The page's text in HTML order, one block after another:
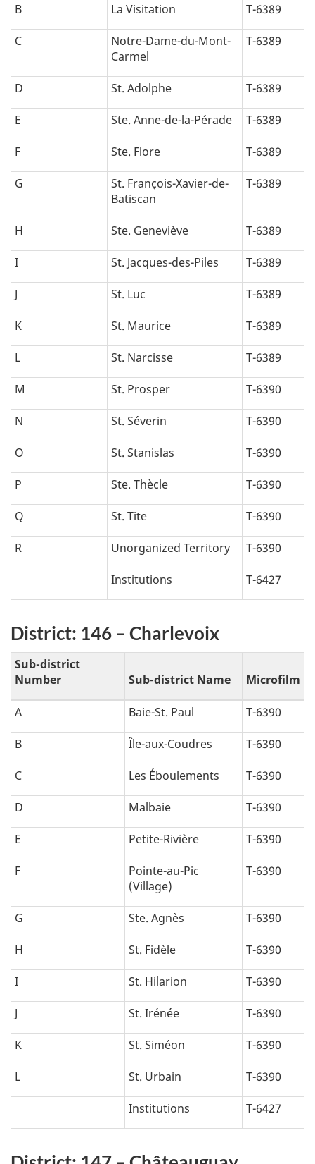
B La Visitation T-6389
C
Notre-Dame-du-Mont-
Carmel
T-6389
D St. Adolphe T-6389
E Ste. Anne-de-la-Pérade T-6389
F Ste. Flore T-6389
G
St. François-Xavier-de-
Batiscan
T-6389
H Ste. Geneviève T-6389
I St. Jacques-des-Piles T-6389
J St. Luc T-6389
K St. Maurice T-6389
L St. Narcisse T-6389
M St. Prosper T-6390
N St. Séverin T-6390
O St. Stanislas T-6390
P Ste. Thècle T-6390
Q St. Tite T-6390
R Unorganized Territory T-6390
Institutions T-6427
District: 146 – Charlevoix
Sub-district
Number
Sub-district Name Microfilm
A Baie-St. Paul T-6390
B Île-aux-Coudres T-6390
C Les Éboulements T-6390
D Malbaie T-6390
E Petite-Rivière T-6390
F
Pointe-au-Pic
(Village)
T-6390
G Ste. Agnès T-6390
H St. Fidèle T-6390
I St. Hilarion T-6390
J St. Irénée T-6390
K St. Siméon T-6390
L St. Urbain T-6390
Institutions T-6427